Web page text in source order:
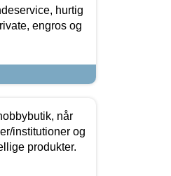
hurtig
engros og
når
institutioner og
produkter.